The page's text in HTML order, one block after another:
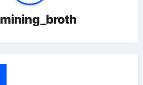
mining_broth